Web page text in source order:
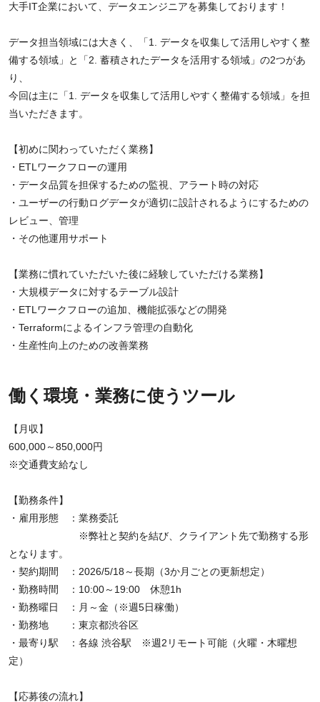
大手IT企業において、データエンジニアを募集しております！
データ担当領域には大きく、「1. データを収集して活用しやすく整
備する領域」と「2. 蓄積されたデータを活用する領域」の2つがあ
り、
今回は主に「1. データを収集して活用しやすく整備する領域」を担
当いただきます。
【初めに関わっていただく業務】
・ETLワークフローの運用
・データ品質を担保するための監視、アラート時の対応
・ユーザーの行動ログデータが適切に設計されるようにするための
レビュー、管理
・その他運用サポート
【業務に慣れていただいた後に経験していただける業務】
・大規模データに対するテーブル設計
・ETLワークフローの追加、機能拡張などの開発
・Terraformによるインフラ管理の自動化
・生産性向上のための改善業務
働く環境・業務に使うツール
【月収】
600,000～850,000円
※交通費支給なし
【勤務条件】
・雇用形態 ：業務委託
※弊社と契約を結び、クライアント先で勤務する形
となります。
・契約期間 ：2026/5/18～長期（3か月ごとの更新想定）
・勤務時間 ：10:00～19:00 休憩1h
・勤務曜日 ：月～金（※週5日稼働）
・勤務地 ：東京都渋谷区
・最寄り駅 ：各線 渋谷駅 ※週2リモート可能（火曜・木曜想
定）
【応募後の流れ】